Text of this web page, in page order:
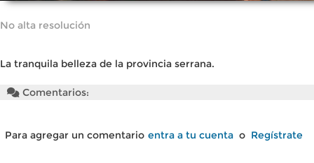
No alta resolución
La tranquila belleza de la provincia serrana.
Comentarios:
Para agregar un comentario entra a tu cuenta o Regístrate